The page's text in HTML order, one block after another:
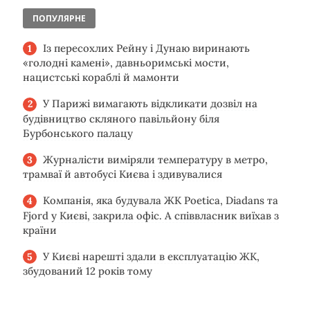
ПОПУЛЯРНЕ
Із пересохлих Рейну і Дунаю виринають
«голодні камені», давньоримські мости,
нацистські кораблі й мамонти
У Парижі вимагають відкликати дозвіл на
будівництво скляного павільйону біля
Бурбонського палацу
Журналісти виміряли температуру в метро,
трамваї й автобусі Києва і здивувалися
Компанія, яка будувала ЖК Poetica, Diadans та
Fjord у Києві, закрила офіс. А співвласник виїхав з
країни
У Києві нарешті здали в експлуатацію ЖК,
збудований 12 років тому